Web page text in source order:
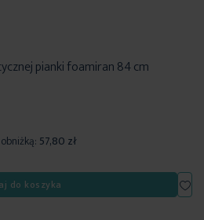
pianki foamiran 84 cm
57,80 zł
do koszyka